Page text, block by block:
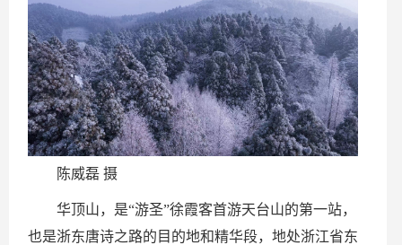
陈威磊 摄
华顶山，是“游圣”徐霞客首游天台山的第一站，
也是浙东唐诗之路的目的地和精华段，地处浙江省东